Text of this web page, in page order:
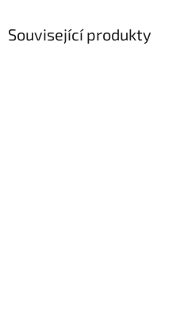
Související produkty